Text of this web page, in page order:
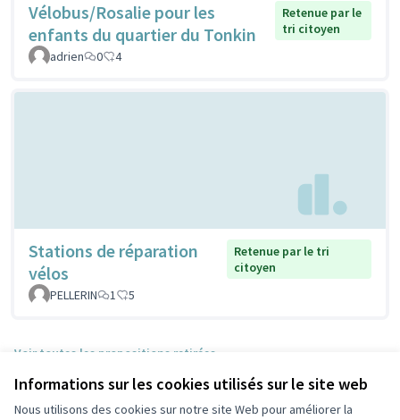
Informations sur les cookies utilisés sur le site web
Nous utilisons des cookies sur notre site Web pour améliorer la
Vélobus/Rosalie pour les
enfants du quartier du Tonkin
Retenue par le
tri citoyen
adrien
0 4
Stations de réparation
vélos
Retenue par le tri
citoyen
PELLERIN
1 5
Voir toutes les propositions retirées
Conditions d'utilisation